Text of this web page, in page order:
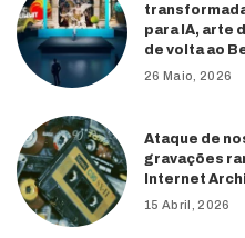
para IA, arte
de volta ao
26 Maio, 2026
Ataque de
gravações
Internet
15 Abril, 2026